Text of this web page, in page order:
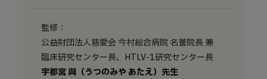
監修：
公益財団法人慈愛会 今村総合病院 名誉院長 兼
臨床研究センター長、HTLV-1研究センター長
宇都宮 與（うつのみや あたえ）先生